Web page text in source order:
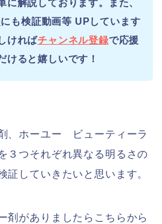
に解説しております。また、
にも検証動画等 UPしています
ければチャンネル登録で応援
けると嬉しいです！
、ホーユー ビューティーラ
つそれぞれ異なる明るさの
証していきたいと思います。
剤がありましたらこちらから